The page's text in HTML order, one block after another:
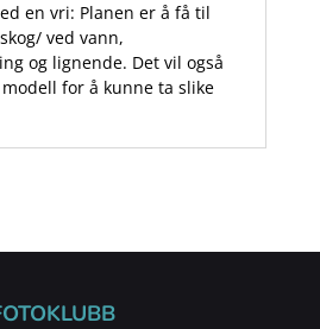
en vri: Planen er å få til
ved vann,
og lignende. Det vil også
for å kunne ta slike